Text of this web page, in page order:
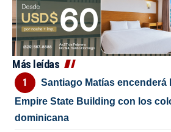
Más leídas
Santiago Matías encenderá
Empire State Building con los
dominicana